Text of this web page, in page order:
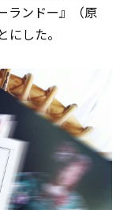
ランドー』（原
にした。